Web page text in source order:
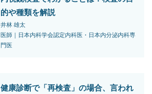
的や種類を解説
井林 雄太
医師｜日本内科学会認定内科医・日本内分泌内科専
門医
健康診断で「再検査」の場合、言われ